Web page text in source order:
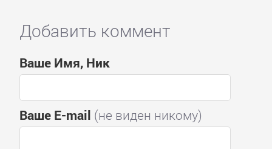
Добавить коммент
Ваше Имя, Ник
Ваше E-mail (не виден никому)